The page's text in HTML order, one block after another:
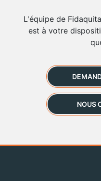
L'équipe de
est à votre
NOUS